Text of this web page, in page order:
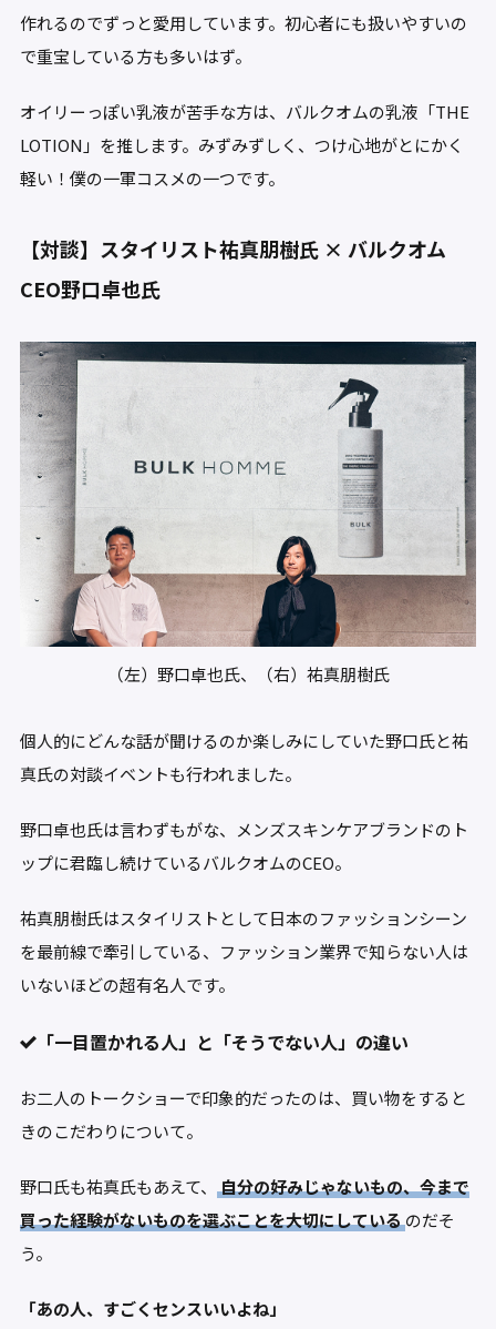
作れるのでずっと愛用しています。初心者にも扱いやすいの
で重宝している方も多いはず。
オイリーっぽい乳液が苦手な方は、バルクオムの乳液「THE
LOTION」を推します。みずみずしく、つけ心地がとにかく
軽い！僕の一軍コスメの一つです。
【対談】スタイリスト祐真朋樹氏 × バルクオム
CEO野口卓也氏
（左）野口卓也氏、（右）祐真朋樹氏
個人的にどんな話が聞けるのか楽しみにしていた野口氏と祐
真氏の対談イベントも行われました。
野口卓也氏は言わずもがな、メンズスキンケアブランドのト
ップに君臨し続けているバルクオムのCEO。
祐真朋樹氏はスタイリストとして日本のファッションシーン
を最前線で牽引している、ファッション業界で知らない人は
いないほどの超有名人です。
「一目置かれる人」と「そうでない人」の違い
お二人のトークショーで印象的だったのは、買い物をすると
きのこだわりについて。
野口氏も祐真氏もあえて、
自分の好みじゃないもの、今まで
買った経験がないものを選ぶことを大切にしているのだそ
う。
「あの人、すごくセンスいいよね」